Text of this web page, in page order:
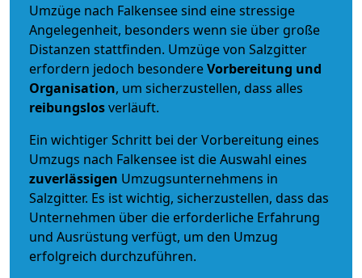
Umzüge nach Falkensee sind eine stressige
Angelegenheit, besonders wenn sie über große
Distanzen stattfinden. Umzüge von Salzgitter
erfordern jedoch besondereVorbereitung und
Organisation, um sicherzustellen, dass alles
reibungslosverläuft.
Ein wichtiger Schritt bei der Vorbereitung eines
Umzugs nach Falkensee ist die Auswahl eines
zuverlässigen Umzugsunternehmens in
Salzgitter. Es ist wichtig, sicherzustellen, dass das
Unternehmen über die erforderliche Erfahrung
und Ausrüstung verfügt, um den Umzug
erfolgreich durchzuführen.